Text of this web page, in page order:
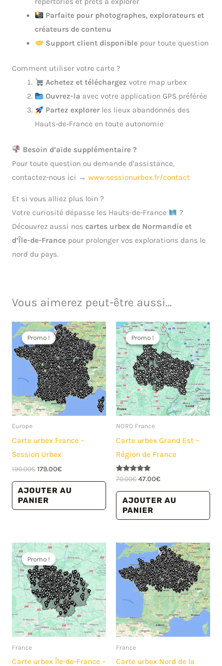
Parfaite pour photographes, explorateurs et
créateurs de contenu
Support client disponible pour toute question
Comment utiliser votre carte ?
Achetez et téléchargez votre map urbex
Ouvrez-la avec votre application GPS préférée
Partez explorer les lieux abandonnés des
Hauts-de-France en toute autonomie
Besoin d’aide supplémentaire ?
Pour toute question ou demande d’assistance,
contactez-nous ici → www.sessionurbex.fr/contact
Et si vous alliez plus loin ?
Votre curiosité dépasse les Hauts-de-France
?
Découvrez aussi nos cartes urbex de Normandie et
d’Île-de-Francepour prolonger vos explorations dans le
nord du pays.
Vous aimerez peut-être aussi…
Promo !
Promo !
Europe
Carte urbex France –
Session Urbex
190.00€Le
initial
était :
190.00€.
179.00€Le
actuel
est :
AJOUTER AU
PANIER
Promo !
Promo !
NORD France
Carte urbex Grand Est –
Région de France
Note
sur 5
70.00€Le
initial
était :
70.00€.
47.00€Le
actuel
est :
AJOUTER AU
PANIER
Promo !
Promo !
France
Carte urbex Île-de-France –
France
Carte urbex Nord de la